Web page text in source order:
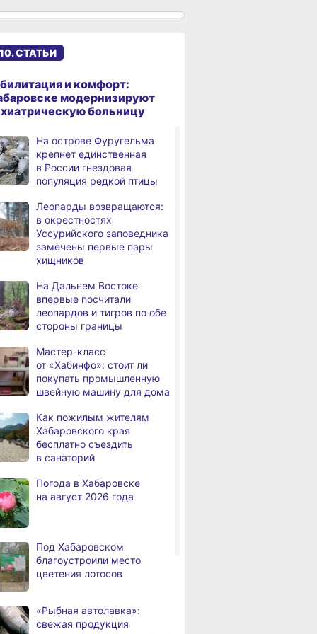
о незаконном хранении
В Хабаровском крае
потушили за сутки 9
возгораний
Горнодобывающая отрасль
Хабаровского края
демонстрирует уверенный
рост
Аэродром
в Николаевске‑на‑Амуре
прошёл проверку
Магнитные бури,
в Хабаровске 8 августа
Какой сегодня день:
Всемирный день кошек
В сёлах Хабаровского края
создают новые
пространства
площадки станут частью
обновлённого сквера
в Хабаровске
заканчивают ремонт дороги
Переяславка — Аргунское
переедут в новые квартиры
в 2026 году
лучших представителей
строительной отрасли
СТАТЬИ
и комфорт:
модернизируют
больницу
На острове Фуругельма
крепнет единственная
в России гнездовая
популяция редкой птицы
Леопарды возвращаются:
в окрестностях
Уссурийского заповедника
замечены первые пары
хищников
На Дальнем Востоке
впервые посчитали
леопардов и тигров по обе
стороны границы
Мастер-класс
от «Хабинфо»: стоит ли
покупать промышленную
швейную машину для дома
Как пожилым жителям
Хабаровского края
бесплатно съездить
в санаторий
Погода в Хабаровске
на август 2026 года
Под Хабаровском
благоустроили место
цветения лотосов
«Рыбная автолавка»:
свежая продукция